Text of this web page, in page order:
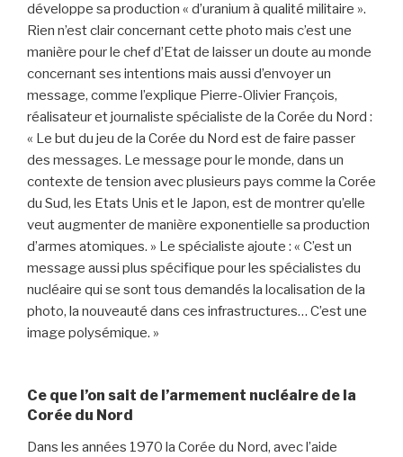
développe sa production « d’uranium à qualité militaire ».
Rien n’est clair concernant cette photo mais c’est une
manière pour le chef d’Etat de laisser un doute au monde
concernant ses intentions mais aussi d’envoyer un
message, comme l’explique Pierre-Olivier François,
réalisateur et journaliste spécialiste de la Corée du Nord :
« Le but du jeu de la Corée du Nord est de faire passer
des messages. Le message pour le monde, dans un
contexte de tension avec plusieurs pays comme la Corée
du Sud, les Etats Unis et le Japon, est de montrer qu’elle
veut augmenter de manière exponentielle sa production
d’armes atomiques. » Le spécialiste ajoute : « C’est un
message aussi plus spécifique pour les spécialistes du
nucléaire qui se sont tous demandés la localisation de la
photo, la nouveauté dans ces infrastructures… C’est une
image polysémique. »
Ce que l’on sait de l’armement nucléaire de la
Corée du Nord
Dans les années 1970 la Corée du Nord, avec l’aide